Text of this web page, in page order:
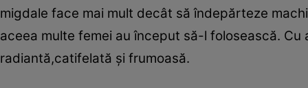
migdale face mai mult decât să îndepărteze
aceea multe femei au început să-l folosească.
radiantă,catifelată şi frumoasă.